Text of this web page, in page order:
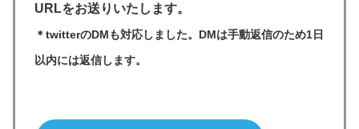
URLをお送りいたします。
＊twitterのDMも対応しました。DMは手動返信のため1日
以内には返信します。